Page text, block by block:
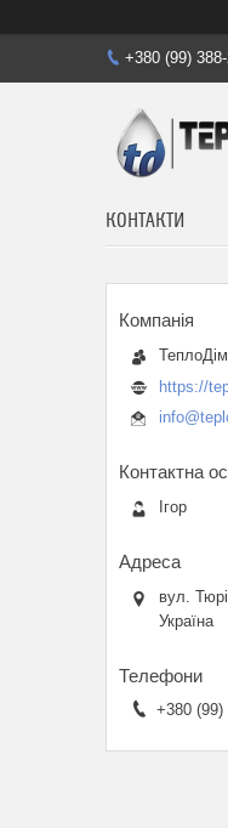
+380 (99)
КОНТАКТИ
ТеплоДім
https://
Ігор
вул.
Україна
+380 (99)